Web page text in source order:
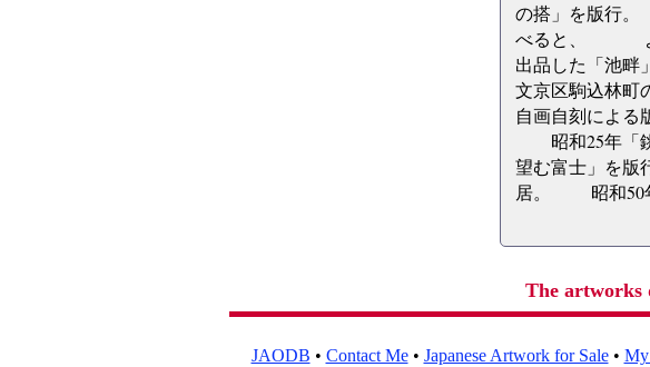
の搭」を版行
べると、 より
出品した「池
文京区駒込林
自画自刻によ
昭和25年「銚
望む富士」を
居。 昭和50年
ウィキペ
The artworks
JAODB • Contact Me• Japanese Artwork for Sale• My